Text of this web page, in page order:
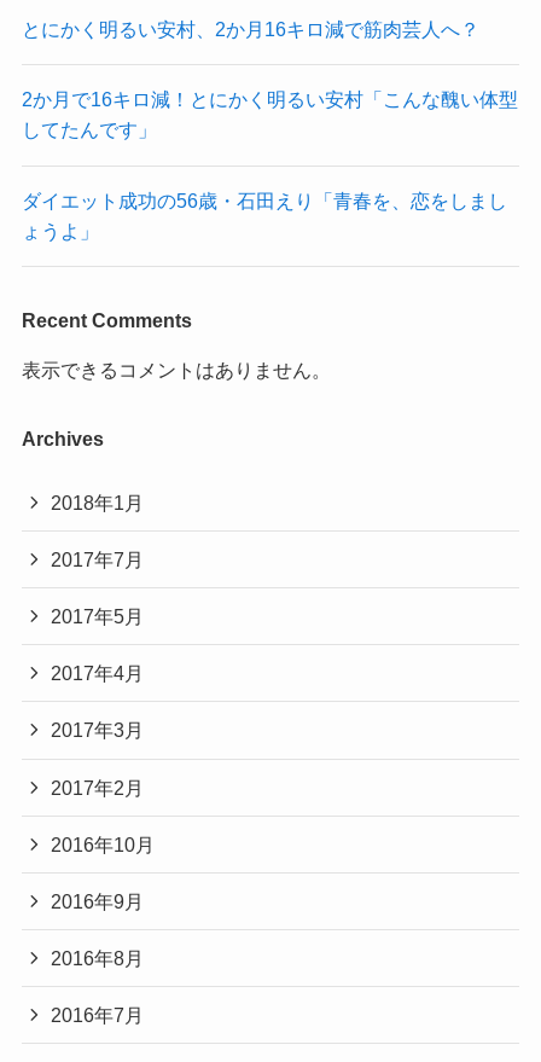
とにかく明るい安村、2か月16キロ減で筋肉芸人へ？
2か月で16キロ減！とにかく明るい安村「こんな醜い体型
してたんです」
ダイエット成功の56歳・石田えり「青春を、恋をしまし
ょうよ」
Recent Comments
表示できるコメントはありません。
Archives
2018年1月
2017年7月
2017年5月
2017年4月
2017年3月
2017年2月
2016年10月
2016年9月
2016年8月
2016年7月